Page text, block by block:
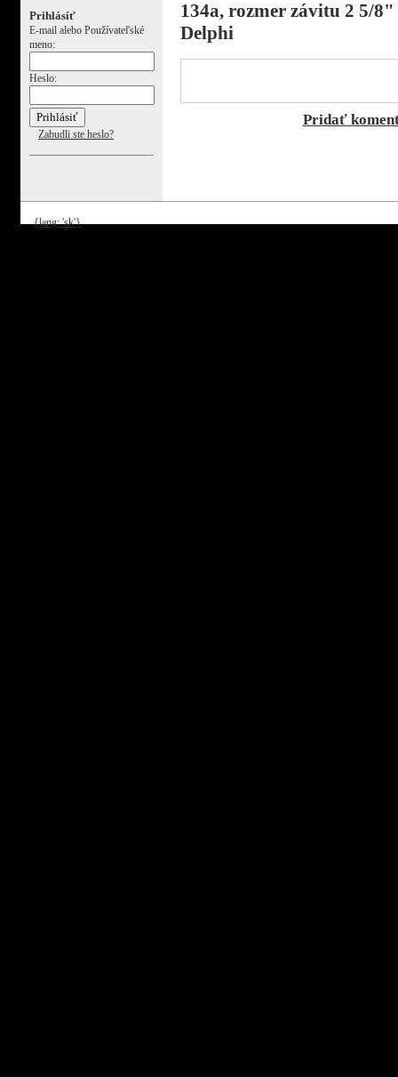
Prihlásiť
E-mail alebo Používateľské
meno:
Heslo:
Zabudli ste heslo?
134a, rozmer závitu 2 5/
Delphi
Pridať
{lang: 'sk'}